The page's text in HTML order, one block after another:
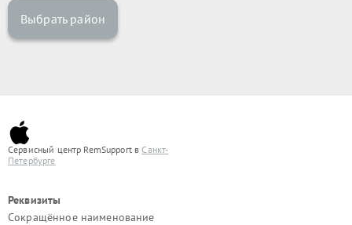
Выбрать район
Сервисный центр RemSupport вСанкт-
Петербурге
Реквизиты
Сокращённое наименование